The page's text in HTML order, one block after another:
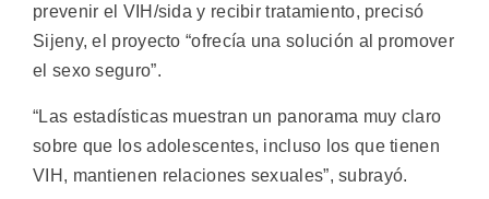
prevenir el VIH/sida y recibir tratamiento, precisó
Sijeny, el proyecto “ofrecía una solución al promover
el sexo seguro”.
“Las estadísticas muestran un panorama muy claro
sobre que los adolescentes, incluso los que tienen
VIH, mantienen relaciones sexuales”, subrayó.